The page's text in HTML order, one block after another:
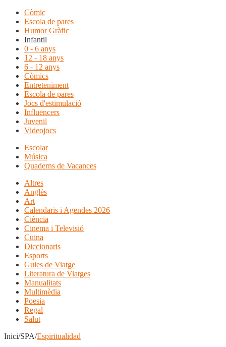
Còmic
Escola de pares
Humor Gràfic
Infantil
0 - 6 anys
12 - 18 anys
6 - 12 anys
Còmics
Entreteniment
Escola de pares
Jocs d'estimulació
Influencers
Juvenil
Videojocs
Escolar
Música
Quaderns de Vacances
Altres
Anglès
Art
Calendaris i Agendes 2026
Ciència
Cinema i Televisió
Cuina
Diccionaris
Esports
Guies de Viatge
Literatura de Viatges
Manualitats
Multimèdia
Poesia
Regal
Salut
Inici/SPA/Espiritualidad